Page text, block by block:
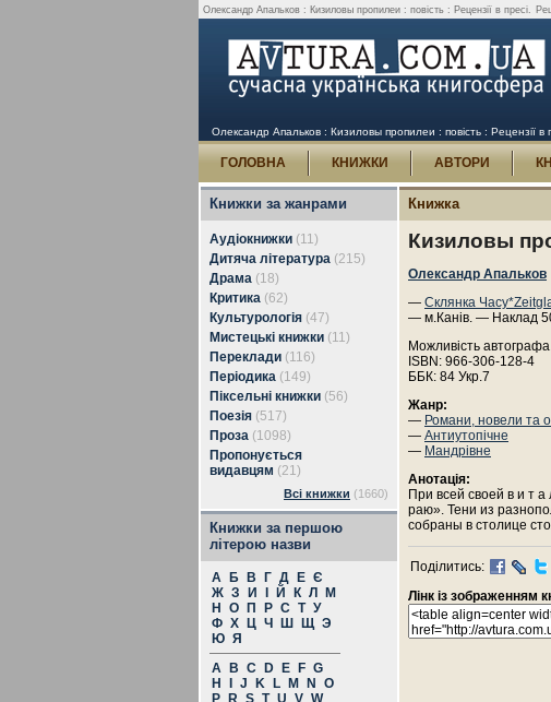
Олександр Апальков : Кизиловы пропилеи : повість : Рецензії в пресі.
Олександр Апальков : Кизиловы пропилеи : повість : Рецензії в
ГОЛОВНА КНИЖКИ АВТОРИ
Книжки за жанрами
Аудіокнижки (11)
Дитяча література (215)
Драма (18)
Критика (62)
Культурологія (47)
Мистецькі книжки (11)
Переклади (116)
Періодика (149)
Піксельні книжки (56)
Поезія (517)
Проза (1098)
Пропонується
видавцям (21)
Всі книжки (1660)
Книжки за першою
літерою назви
А Б В Г Д Е Є
Ж З И Й К Л
М
Н
О П Р С Т У
Ф Х Ц Ч Ш Щ Э
Ю Я
A
B C D E F G
H
J K L M N
O
P
R S T U V W
Книжка
Кизиловы
Олександр Апальков
— Склянка
— м.Канів. — Наклад
Можливість
ISBN: 966-306-128-4
ББК: 84 Укр.7
Жанр:
— Романи, новели та
— Антиутопічне
— Мандрівне
Анотація:
При всей своей в и т
раю». Тени из
собраны в столице
Поділитись:
Лінк із зображенням